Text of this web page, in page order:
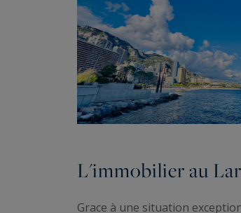
L'immobilier au
Grace à une situation